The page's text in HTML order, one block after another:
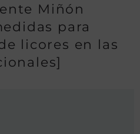
Miñón
para
licores en las